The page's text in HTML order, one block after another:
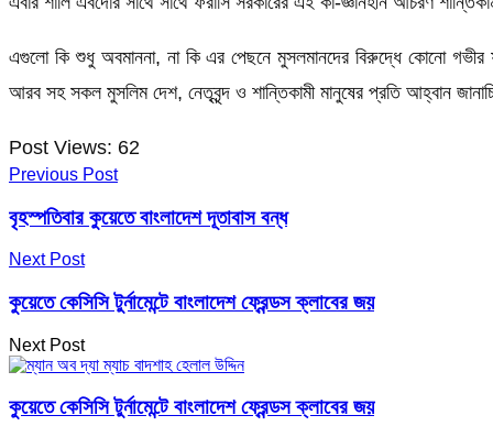
এগুলো কি শুধু অবমাননা, না কি এর পেছনে মুসলমানদের বিরুদ্ধে কোনো গভীর
আরব সহ সকল মুসলিম দেশ, নেতৃবৃন্দ ও শান্তিকামী মানুষের প্রতি আহ্বান
Post Views: 62
Previous Post
বৃহস্পতিবার কুয়েতে বাংলাদেশ দূতাবাস বন্ধ
Next Post
কুয়েতে কেসিসি টুর্নামেন্টে বাংলাদেশ ফ্রেন্ডস ক্লাবের জয়
Next Post
কুয়েতে কেসিসি টুর্নামেন্টে বাংলাদেশ ফ্রেন্ডস ক্লাবের জয়